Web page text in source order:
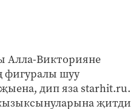
Алла-Викторияне
шуу
дип яза starhit.ru.
җитди